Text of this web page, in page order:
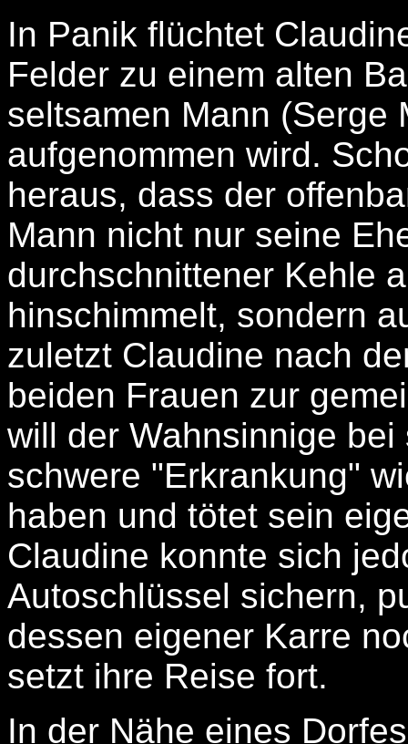
In Panik flüchtet
Felder zu einem alten
seltsamen Mann (Serge
aufgenommen wird.
heraus, dass der
Mann nicht nur seine
durchschnittener Kehle
hinschimmelt, sondern
zuletzt Claudine nach
beiden Frauen zur
will der Wahnsinnige
schwere "Erkrankung"
haben und tötet sein
Claudine konnte sich
Autoschlüssel sichern,
dessen eigener Karre
setzt ihre Reise fort.
In der Nähe eines